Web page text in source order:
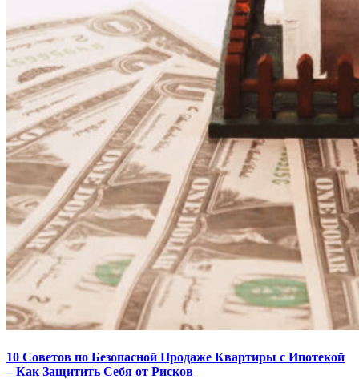
10 Советов по Безопасной Продажe Квартиры с Ипотекой
– Как Защитить Себя от Рисков